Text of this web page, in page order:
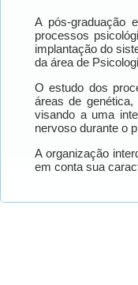
A pós-graduação
processos
implantação do
da área de
O estudo dos
áreas de
visando a uma
nervoso durante o
A organização
em conta sua